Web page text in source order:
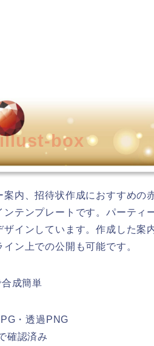
box
案内、招待状作成におすすめの
ンテンプレートです。パーティ
ザインしています。作成した
イン上での公開も可能です。
成簡単
・透過PNG
確認済み